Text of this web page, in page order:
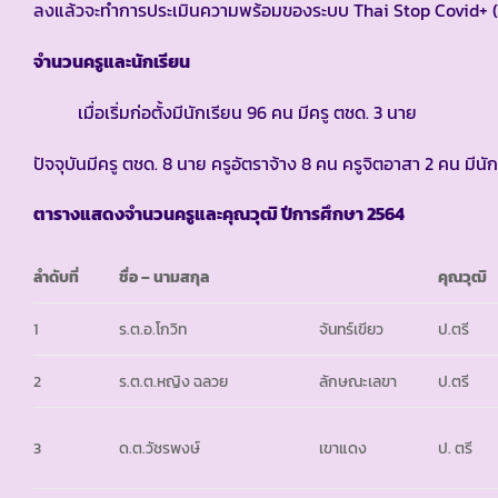
ลงแล้วจะทำการประเมินความพร้อมของระบบ Thai Stop
จำนวนครูและนักเรียน
เมื่อเริ่มก่อตั้งมีนักเรียน 96 คน มีครู ตชด. 3 นาย
ปัจจุบันมีครู ตชด. 8 นาย ครูอัตราจ้าง 8 คน ครูจิตอาสา 2 คน มี
ตารางแสดงจำนวนครูและคุณวุฒิ ปีการศึกษา2564
ลำดับที่ ชื่อ – นามสกุล คุณวุฒิ
1 ร.ต.อ.โกวิท จันทร์เขียว ป.ตรี
2 ร.ต.ต.หญิง ฉลวย ลักษณะเลขา ป.ตรี
3 ด.ต.วัชรพงษ์ เขาแดง ป. ตรี